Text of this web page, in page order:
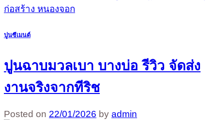
ก่อสร้าง หนองจอก
ปูนซีเมนต์
ปูนฉาบมวลเบา บางบ่อ รีวิว จัดส่ง
งานจริงจากทีริช
Posted on 22/01/2026 by admin